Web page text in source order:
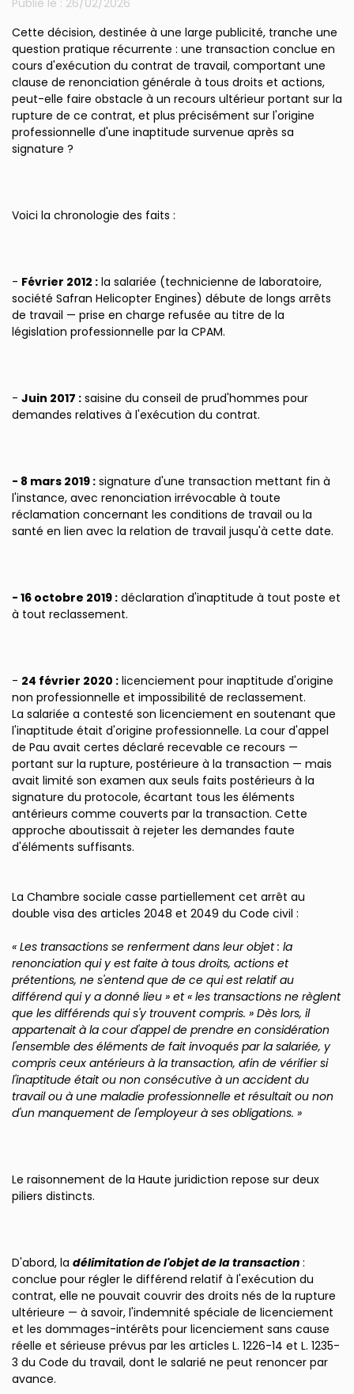
Cette décision, destinée à une large publicité, tranche une
question pratique récurrente : une transaction conclue en
cours d'exécution du contrat de travail, comportant une
clause de renonciation générale à tous droits et actions,
peut-elle faire obstacle à un recours ultérieur portant sur la
rupture de ce contrat, et plus précisément sur l'origine
professionnelle d'une inaptitude survenue après sa
signature ?
Voici la chronologie des faits :
- Février 2012 : la salariée (technicienne de laboratoire,
société Safran Helicopter Engines) débute de longs arrêts
de travail — prise en charge refusée au titre de la
législation professionnelle par la CPAM.
- Juin 2017 : saisine du conseil de prud'hommes pour
demandes relatives à l'exécution du contrat.
- 8 mars 2019 : signature d'une transaction mettant fin à
l'instance, avec renonciation irrévocable à toute
réclamation concernant les conditions de travail ou la
santé en lien avec la relation de travail jusqu'à cette date.
- 16 octobre 2019 : déclaration d'inaptitude à tout poste et
à tout reclassement.
- 24 février 2020 : licenciement pour inaptitude d'origine
non professionnelle et impossibilité de reclassement.
La salariée a contesté son licenciement en soutenant que
l'inaptitude était d'origine professionnelle. La cour d'appel
de Pau avait certes déclaré recevable ce recours —
portant sur la rupture, postérieure à la transaction — mais
avait limité son examen aux seuls faits postérieurs à la
signature du protocole, écartant tous les éléments
antérieurs comme couverts par la transaction. Cette
approche aboutissait à rejeter les demandes faute
d'éléments suffisants.
La Chambre sociale casse partiellement cet arrêt au
double visa des articles 2048 et 2049 du Code civil :
« Les transactions se renferment dans leur objet : la
renonciation qui y est faite à tous droits, actions et
prétentions, ne s'entend que de ce qui est relatif au
différend qui y a donné lieu » et « les transactions ne règlent
que les différends qui s'y trouvent compris. » Dès lors, il
appartenait à la cour d'appel de prendre en considération
l'ensemble des éléments de fait invoqués par la salariée, y
compris ceux antérieurs à la transaction, afin de vérifier si
l'inaptitude était ou non consécutive à un accident du
travail ou à une maladie professionnelle et résultait ou non
d'un manquement de l'employeur à ses obligations. »
Le raisonnement de la Haute juridiction repose sur deux
piliers distincts.
D'abord, la délimitation de l'objet de la transaction :
conclue pour régler le différend relatif à l'exécution du
contrat, elle ne pouvait couvrir des droits nés de la rupture
ultérieure — à savoir, l'indemnité spéciale de licenciement
et les dommages-intérêts pour licenciement sans cause
réelle et sérieuse prévus par les articles L. 1226-14 et L. 1235-
3 du Code du travail, dont le salarié ne peut renoncer par
avance.